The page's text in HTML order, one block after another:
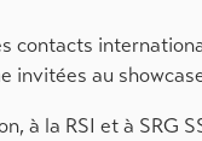
contacts
invitées au
à la RSI et à SRG